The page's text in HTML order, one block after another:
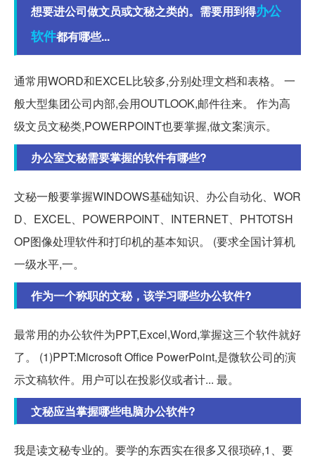
想要进公司做文员或文秘之类的。需要用到得办公
软件都有哪些...
通常用WORD和EXCEL比较多,分别处理文档和表格。 一
般大型集团公司内部,会用OUTLOOK,邮件往来。 作为高
级文员文秘类,POWERPOINT也要掌握,做文案演示。
办公室文秘需要掌握的软件有哪些?
文秘一般要掌握WINDOWS基础知识、办公自动化、WOR
D、EXCEL、POWERPOINT、INTERNET、PHTOTSH
OP图像处理软件和打印机的基本知识。 (要求全国计算机
一级水平,一。
作为一个称职的文秘，该学习哪些办公软件?
最常用的办公软件为PPT,Excel,Word,掌握这三个软件就好
了。 (1)PPT:Microsoft Office PowerPoint,是微软公司的演
示文稿软件。用户可以在投影仪或者计... 最。
文秘应当掌握哪些电脑办公软件?
我是读文秘专业的。要学的东西实在很多又很琐碎,1、要